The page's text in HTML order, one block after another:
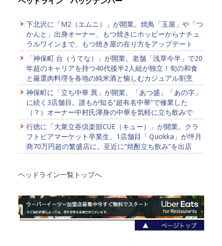
下北沢に「M2（エムニ）」が開業。焼鳥「玉屋」や「つ
かんと」出身オーナー、もつ焼きにホッピーからナチュ
ラルワインまで、もつ焼き屋の在り方をアップデート
「神保町 台（うてな）」が開業。老舗「浅草今半」で20
年超のキャリアを持つ40代後半2人組が独立！旬の和食
と厳選肉料理を各地の純米酒と愉しむカジュアル割烹
神保町に「立ち中華 異」が開業。「あつ盛」「あの字」
に続く3店舗目。誰もが知る“超有名中華”で修業した
（？）オーナー中村氏渾身の中華を気軽に立ち飲みで
行徳に「大衆立吞倶楽部CUE（キュー）」が開業。クラ
フトビアマーケット卒業生、1店舗目「Ｑuokka」が坪月
商70万円超の繁盛店に。至近に“焼酎立ち飲み”を出店
ヘッドライン一覧トップへ